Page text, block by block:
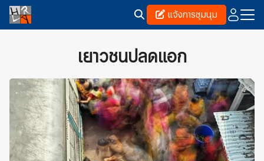
Skip
แจ้งการชุมนุม
เยาวชนปลดแอก